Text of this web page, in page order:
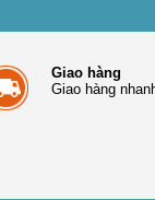
Giao hàng
Giao hàng